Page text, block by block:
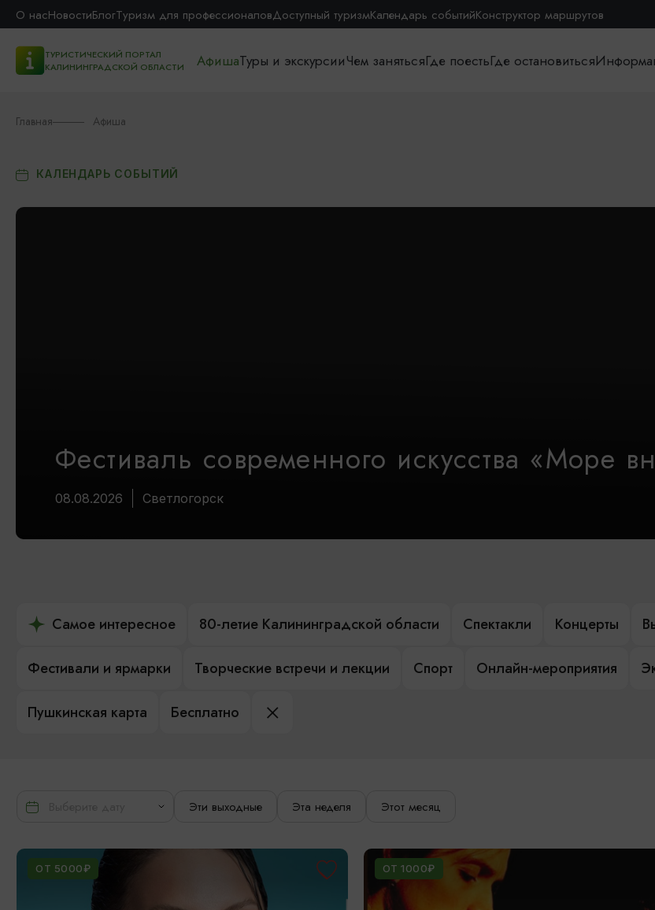
О насНовостиБлогТуризм для профессионаловДоступный туризмКалендарь событийКонструктор маршрутов
ТУРИСТИЧЕСКИЙ ПОРТАЛ
КАЛИНИНГРАДСКОЙ ОБЛАСТИ
АфишаТуры и экскурсииЧем занятьсяГде поестьГде остановиться
Главная Афиша
КАЛЕНДАРЬ СОБЫТИЙ
Фестиваль современного искусства «Море
08.08.2026 Светлогорск
Самое интересное 80-летие Калининградской области Спектакли Концерты
Фестивали и ярмарки Творческие встречи и лекции Спорт Онлайн-мероприятия
Пушкинская карта Бесплатно
Эти выходные Эта неделя Этот месяц
ОТ 5000₽ ОТ 1000₽